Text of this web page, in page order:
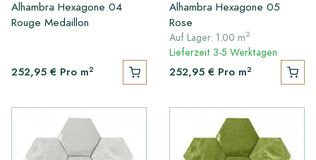
Alhambra Hexagone 04
Rouge Medaillon
252,95 € Pro m2
Alhambra Hexagone 05
Rose
Auf Lager: 1.00 m2
Lieferzeit 3-5 Werktagen
252,95 € Pro m2